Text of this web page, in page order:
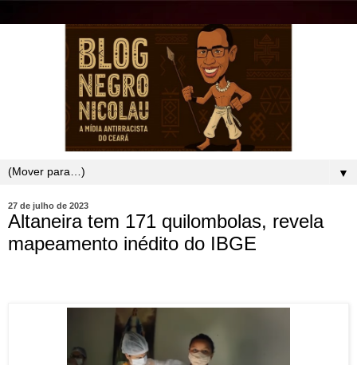
▼
27 de julho de 2023
Altaneira tem 171 quilombolas, revela
mapeamento inédito do IBGE